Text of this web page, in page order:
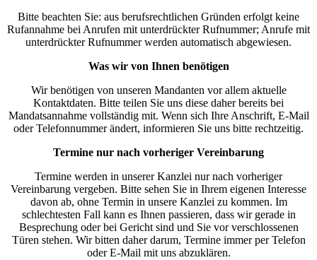
Bitte beachten Sie: aus berufsrechtlichen Gründen erfolgt keine
Rufannahme bei Anrufen mit unterdrückter Rufnummer; Anrufe mit
unterdrückter Rufnummer werden automatisch abgewiesen.
Was wir von Ihnen benötigen
Wir benötigen von unseren Mandanten vor allem aktuelle
Kontaktdaten. Bitte teilen Sie uns diese daher bereits bei
Mandatsannahme vollständig mit. Wenn sich Ihre Anschrift, E-Mail
oder Telefonnummer ändert, informieren Sie uns bitte rechtzeitig.
Termine nur nach vorheriger Vereinbarung
Termine werden in unserer Kanzlei nur nach vorheriger
Vereinbarung vergeben. Bitte sehen Sie in Ihrem eigenen Interesse
davon ab, ohne Termin in unsere Kanzlei zu kommen. Im
schlechtesten Fall kann es Ihnen passieren, dass wir gerade in
Besprechung oder bei Gericht sind und Sie vor verschlossenen
Türen stehen. Wir bitten daher darum, Termine immer per Telefon
oder E-Mail mit uns abzuklären.